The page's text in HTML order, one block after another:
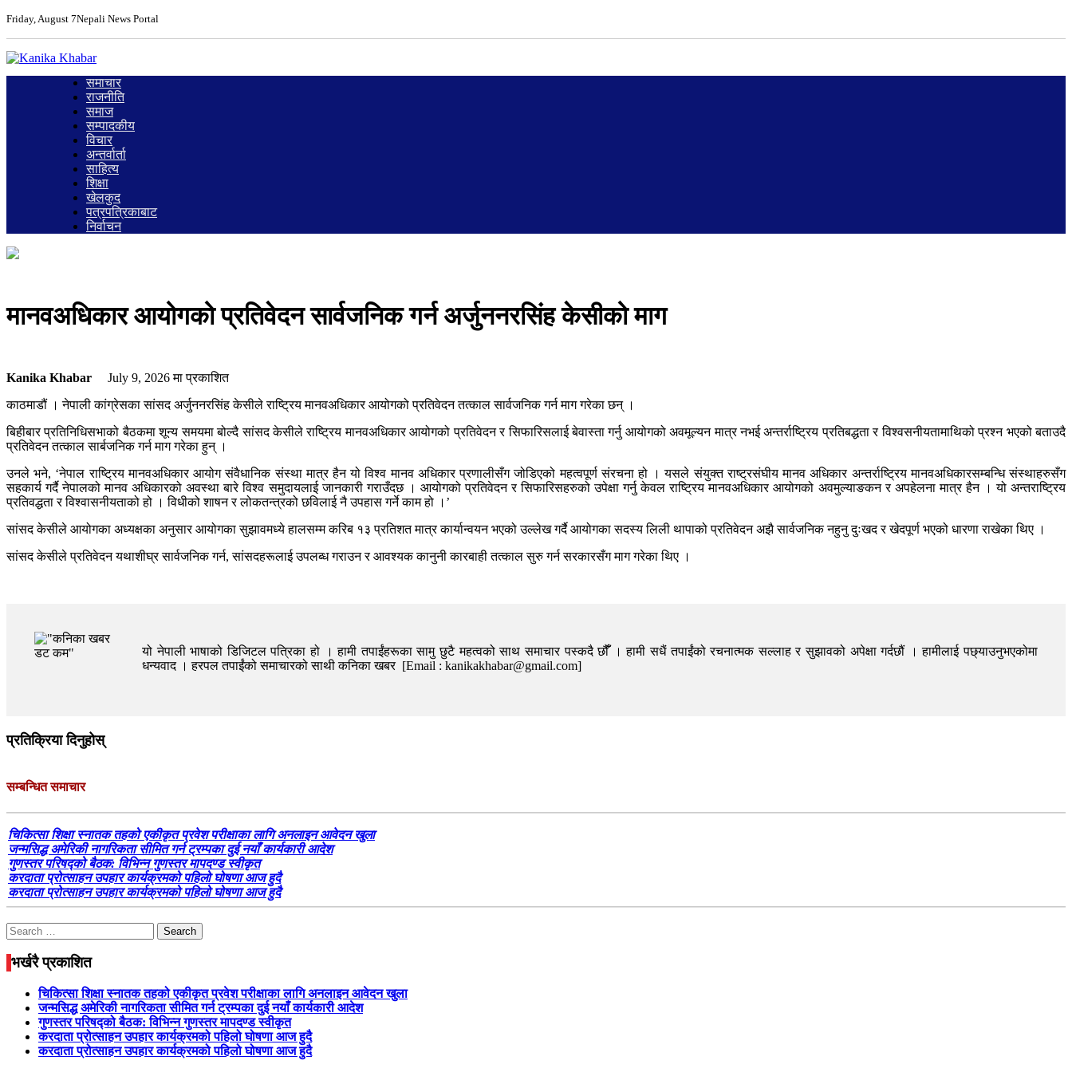
Friday, August 7Nepali News Portal
समाचार
राजनीति
समाज
सम्पादकीय
विचार
अन्तर्वार्ता
साहित्य
शिक्षा
खेलकुद
पत्रपत्रिकाबाट
निर्वाचन
मानवअधिकार आयोगको प्रतिवेदन सार्वजनिक गर्न अर्जुननरसिंह केसीको माग
Kanika Khabar July 9, 2026मा प्रकाशित
काठमाडौं । नेपाली कांग्रेसका सांसद अर्जुननरसिंह केसीले राष्ट्रिय मानवअधिकार आयोगको प्रतिवेदन तत्काल सार्वजनिक गर्न माग गरेका छन् ।
बिहीबार प्रतिनिधिसभाको बैठकमा शून्य समयमा बोल्दै सांसद केसीले राष्ट्रिय मानवअधिकार आयोगको प्रतिवेदन र सिफारिसलाई बेवास्ता गर्नु आयोगको अवमूल्यन मात्र नभई अन्तर्राष्ट्रिय प्रतिबद्धता र विश्वसनीयतामाथिको प्रश्न भएको बताउदै
प्रतिवेदन तत्काल सार्बजनिक गर्न माग गरेका हुन् ।
उनले भने, ‘नेपाल राष्ट्रिय मानवअधिकार आयोग संवैधानिक संस्था मात्र हैन यो विश्व मानव अधिकार प्रणालीसँग जोडिएको महत्वपूर्ण संरचना हो । यसले संयुक्त राष्ट्रसंघीय मानव अधिकार अन्तर्राष्ट्रिय मानवअधिकारसम्बन्धि संस्थाहरुसँग
सहकार्य गर्दै नेपालको मानव अधिकारको अवस्था बारे विश्व समुदायलाई जानकारी गराउँदछ । आयोगको प्रतिवेदन र सिफारिसहरुको उपेक्षा गर्नु केवल राष्ट्रिय मानवअधिकार आयोगको अवमुल्याङकन र अपहेलना मात्र हैन । यो अन्तराष्ट्रिय
प्रतिवद्धता र विश्वासनीयताको हो । विधीको शाषन र लोकतन्त्रको छविलाई नै उपहास गर्ने काम हो ।’
सांसद केसीले आयोगका अध्यक्षका अनुसार आयोगका सुझावमध्ये हालसम्म करिब १३ प्रतिशत मात्र कार्यान्वयन भएको उल्लेख गर्दै आयोगका सदस्य लिली थापाको प्रतिवेदन अझै सार्वजनिक नहुनु दुःखद र खेदपूर्ण भएको धारणा राखेका थिए ।
सांसद केसीले प्रतिवेदन यथाशीघ्र सार्वजनिक गर्न, सांसदहरूलाई उपलब्ध गराउन र आवश्यक कानुनी कारबाही तत्काल सुरु गर्न सरकारसँग माग गरेका थिए ।
यो नेपाली भाषाको डिजिटल पत्रिका हो । हामी तपाईंहरूका सामु छुटै महत्वको साथ समाचार पस्कदै छौँँ । हामी सधैं तपाईंको रचनात्मक सल्लाह र सुझावको अपेक्षा गर्दछौं । हामीलाई पछ्याउनुभएकोमा
धन्यवाद । हरपल तपाईंको समाचारको साथी कनिका खबर [Email : kanikakhabar@gmail.com]
प्रतिक्रिया दिनुहोस्
सम्बन्धित समाचार
चिकित्सा शिक्षा स्नातक तहको एकीकृत प्रवेश परीक्षाका लागि अनलाइन आवेदन खुला
जन्मसिद्ध अमेरिकी नागरिकता सीमित गर्न ट्रम्पका दुई नयाँ कार्यकारी आदेश
गुणस्तर परिषद्को बैठक: विभिन्न गुणस्तर मापदण्ड स्वीकृत
करदाता प्रोत्साहन उपहार कार्यक्रमको पहिलो घोषणा आज हुदै
करदाता प्रोत्साहन उपहार कार्यक्रमको पहिलो घोषणा आज हुदै
Search
for:
भर्खरै प्रकाशित
चिकित्सा शिक्षा स्नातक तहको एकीकृत प्रवेश परीक्षाका लागि अनलाइन आवेदन खुला
जन्मसिद्ध अमेरिकी नागरिकता सीमित गर्न ट्रम्पका दुई नयाँ कार्यकारी आदेश
गुणस्तर परिषद्को बैठक: विभिन्न गुणस्तर मापदण्ड स्वीकृत
करदाता प्रोत्साहन उपहार कार्यक्रमको पहिलो घोषणा आज हुदै
करदाता प्रोत्साहन उपहार कार्यक्रमको पहिलो घोषणा आज हुदै